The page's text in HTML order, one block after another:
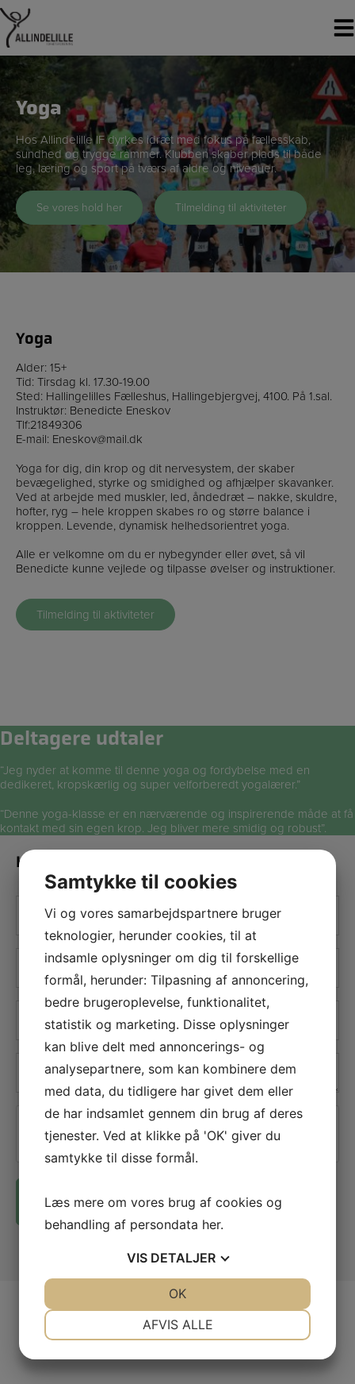
Hop
til
indholdet
Yoga
Hos Allindelille IF dyrkes idræt med fokus på fællesskab,
sundhed og trygge rammer. Klubben skaber plads til både
leg, læring og sport på tværs af aldre og niveauer.
Se vores hold her Tilmelding til aktiviteter
Yoga
Alder: 15+
Tid: Tirsdag kl. 17.30-19.00
Sted: Hallingelilles Fælleshus, Hallingebjergvej, 4100. På 1.sal.
Instruktør: Benedicte Eneskov
Tlf:21849306
E-mail: Eneskov@mail.dk
Yoga for dig, din krop og dit nervesystem, der skaber
bevægelighed, styrke og smidighed og afhjælper skavanker.
Ved at arbejde med muskler, led, åndedræt – nakke, skuldre,
hofter, ryg – hele kroppen skabes ro og større balance i
kroppen. Levende, dynamisk helhedsorientret yoga.
Alle er velkomne om du er nybegynder eller øvet, så vil
Benedicte kunne vejlede og tilpasse øvelser og instruktioner.
Tilmelding til aktiviteter
Deltagere udtaler
“Jeg nyder at komme til denne yoga og fordybelse med en
dedikeret, kropskærlig og super velforberedt yogalærer.”
“Denne yoga-klasse er en nærværende og inspirerende måde at få
kontakt med sin egen krop. Jeg bliver mere smidig og robust”.
Kontakt os
Telefon
Jeg er ikke en robot
Sponsorater
Samtykke til cookies
Vi og vores samarbejdspartnere bruger
teknologier, herunder cookies, til at
indsamle oplysninger om dig til forskellige
formål, herunder: Tilpasning af annoncering,
bedre brugeroplevelse, funktionalitet,
statistik og marketing. Disse oplysninger
kan blive delt med annoncerings- og
analysepartnere, som kan kombinere dem
med data, du tidligere har givet dem eller
de har indsamlet gennem din brug af deres
tjenester. Ved at klikke på 'OK' giver du
samtykke til disse formål.
Læs mere om vores brug af cookies og
behandling af persondata her.
VIS DETALJER
AFVIS ALLE
OK